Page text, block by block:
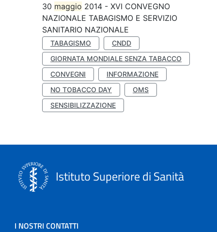
30 maggio 2014 - XVI CONVEGNO
NAZIONALE TABAGISMO E SERVIZIO
SANITARIO NAZIONALE
TABAGISMO
CNDD
GIORNATA MONDIALE SENZA TABACCO
CONVEGNI
INFORMAZIONE
NO TOBACCO DAY
OMS
SENSIBILIZZAZIONE
Istituto Superiore di Sanità
I NOSTRI CONTATTI